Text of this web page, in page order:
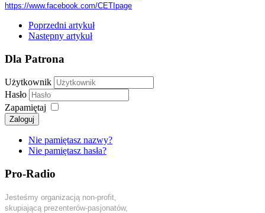
https://www.facebook.com/CETIpage
Poprzedni artykuł
Następny artykuł
Dla Patrona
Użytkownik
Hasło
Zapamiętaj
Zaloguj
Nie pamiętasz nazwy?
Nie pamiętasz hasła?
Pro-Radio
Jesteśmy organizacją non-profit,
skupiającą prezenterów-pasjonatów,